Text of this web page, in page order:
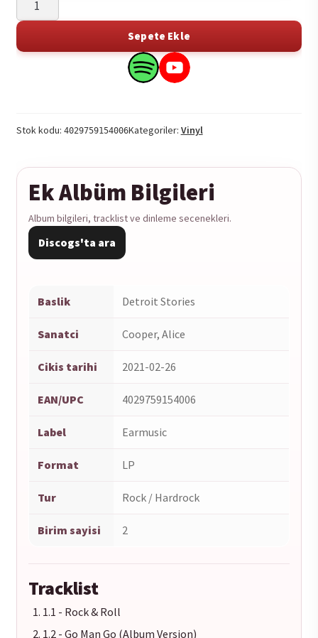
Cooper
Detroit
Sepete Ekle
Search
on
Search
on
Stok kodu: 4029759154006Kategoriler: Vinyl
Ek Albüm Bilgileri
Album bilgileri, tracklist ve dinleme secenekleri.
Discogs'ta ara
Baslik Detroit Stories
Sanatci Cooper, Alice
Cikis tarihi 2021-02-26
EAN/UPC 4029759154006
Label Earmusic
Format LP
Tur Rock / Hardrock
Birim sayisi 2
Tracklist
1.1 - Rock & Roll
1.2 - Go Man Go (Album Version)